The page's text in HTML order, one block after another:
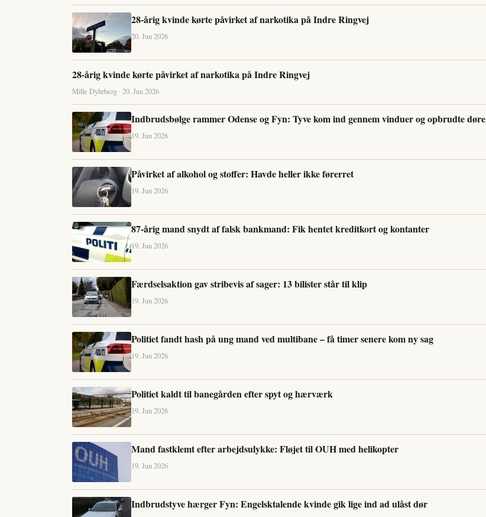
28-årig kvinde kørte påvirket af narkotika på Indre Ringvej
20. Jun 2026
28-årig kvinde kørte påvirket af narkotika på Indre Ringvej
Mille Dyhrberg · 20. Jun 2026
Indbrudsbølge rammer Odense og Fyn: Tyve kom ind gennem vinduer og opbrudte døre
19. Jun 2026
Påvirket af alkohol og stoffer: Havde heller ikke førerret
19. Jun 2026
87-årig mand snydt af falsk bankmand: Fik hentet kreditkort og kontanter
19. Jun 2026
Færdselsaktion gav stribevis af sager: 13 bilister står til klip
19. Jun 2026
Politiet fandt hash på ung mand ved multibane – få timer senere kom ny sag
19. Jun 2026
Politiet kaldt til banegården efter spyt og hærværk
19. Jun 2026
Mand fastklemt efter arbejdsulykke: Fløjet til OUH med helikopter
19. Jun 2026
Indbrudstyve hærger Fyn: Engelsktalende kvinde gik lige ind ad ulåst dør